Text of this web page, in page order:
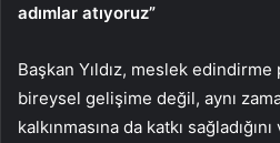
adımlar atıyoruz”
Başkan Yıldız, meslek
bireysel gelişime değil, aynı
kalkınmasına da katkı